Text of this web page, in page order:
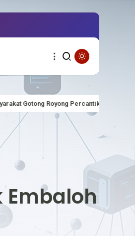
Lapangan Upacara HUT